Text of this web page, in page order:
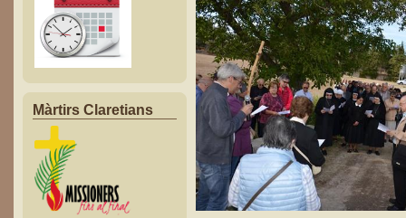
Màrtirs Claretians